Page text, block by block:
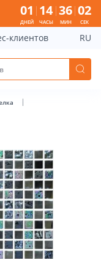
SININE - Bauhof
01
ДНЕЙ
14
ЧАСЫ
36
МИН
02
СЕК
клиентов RU